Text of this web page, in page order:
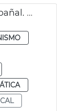
Rehabilitación inmuebles al Cabañal. València